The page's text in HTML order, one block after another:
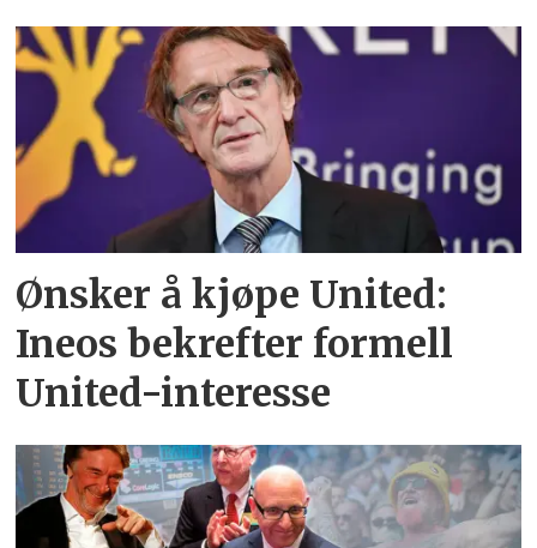
Ønsker å kjøpe United:
Ineos bekrefter formell
United-interesse